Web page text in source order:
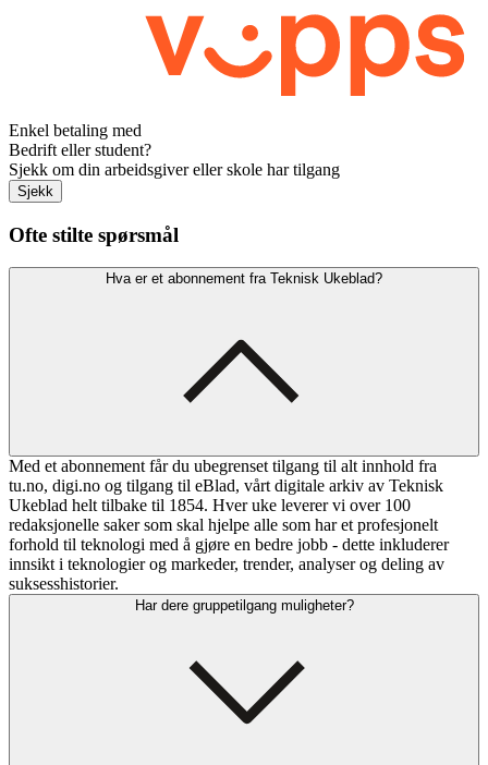
Enkel betaling med
Bedrift eller student?
Sjekk om din arbeidsgiver eller skole har tilgang
Sjekk
Ofte stilte spørsmål
Hva er et abonnement fra Teknisk Ukeblad?
Med et abonnement får du ubegrenset tilgang til alt innhold fra
tu.no, digi.no og tilgang til eBlad, vårt digitale arkiv av Teknisk
Ukeblad helt tilbake til 1854. Hver uke leverer vi over 100
redaksjonelle saker som skal hjelpe alle som har et profesjonelt
forhold til teknologi med å gjøre en bedre jobb - dette inkluderer
innsikt i teknologier og markeder, trender, analyser og deling av
suksesshistorier.
Har dere gruppetilgang muligheter?